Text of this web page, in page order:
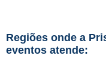
Regiões onde a
eventos atende: